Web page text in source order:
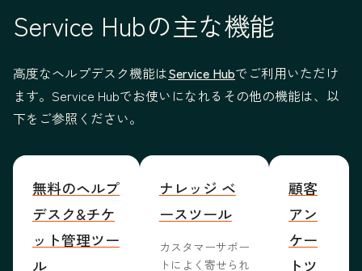
Service Hubの主な機能
高度なヘルプデスク機能はService Hubでご利用いただけ
ます。Service Hubでお使いになれるその他の機能は、以
下をご参照ください。
無料のヘルプ
デスク&チケ
ット管理ツー
ル
ナレッジ ベ
ースツール
カスタマーサポー
トによく寄せられ
顧客
アン
ケー
トツ